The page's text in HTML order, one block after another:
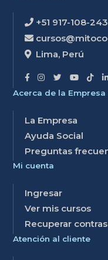
+51 917-108-243
Lima, Perú
Acerca de la Empresa
La Empresa
Ayuda Social
Preguntas
Mi cuenta
Ingresar
Ver mis cursos
Recuperar
Atención al cliente